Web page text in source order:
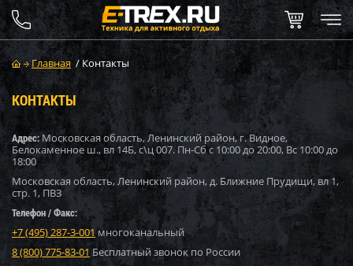
Главная / Контакты
КОНТАКТЫ
Адрес:Московская область, Ленинский район, г. Видное,
Белокаменное ш., вл 14Б, с\ц 007. Пн-Сб с 10:00 до 20:00, Вс 10:00 до
18:00
Московская область, Ленинский район, д. Ближние Прудищи, вл 1,
стр. 1, ПВЗ
Телефон / Факс:
+7 (495) 287-3-001многоканальный
8 (800) 775-83-01Бесплатный звонок по России